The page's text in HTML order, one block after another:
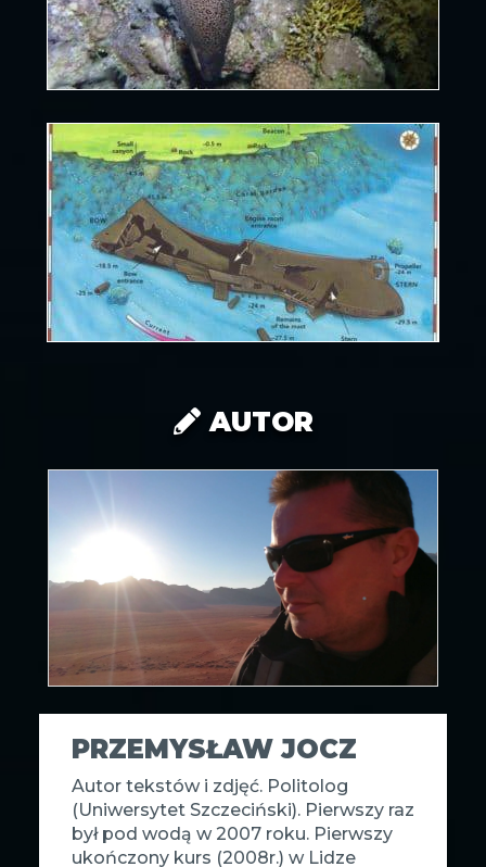
AUTOR
PRZEMYSŁAW JOCZ
Autor tekstów i zdjęć. Politolog
(Uniwersytet Szczeciński). Pierwszy raz
był pod wodą w 2007 roku. Pierwszy
ukończony kurs (2008r.) w Lidze